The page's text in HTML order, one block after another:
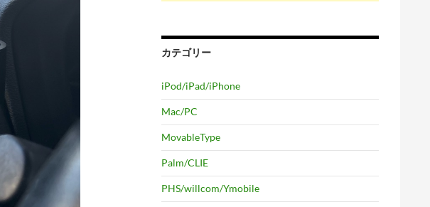
カテゴリー
iPod/iPad/iPhone
Mac/PC
MovableType
Palm/CLIE
PHS/willcom/Ymobile